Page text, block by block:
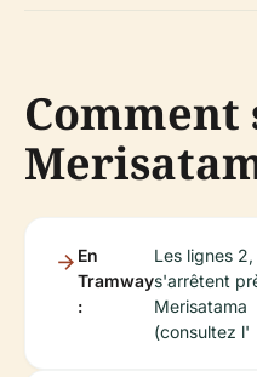
Comment
En
Tramway
:
Les lignes
s'arrêtent
Merisatama
(consultez l'